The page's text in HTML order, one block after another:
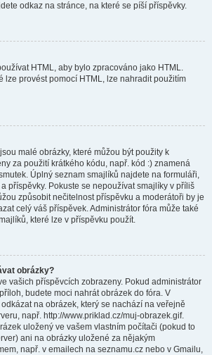
odkaz na stránce, na které se píší příspěvky.
HTML, aby bylo zpracováno jako HTML.
lze provést pomocí HTML, lze nahradit použitím
malé obrázky, které můžou být použity k
za použití krátkého kódu, např. kód :) znamená
Úplný seznam smajlíků najdete na formuláři,
příspěvky. Pokuste se nepoužívat smajlíky v příliš
způsobit nečitelnost příspěvku a moderátoři by je
celý váš příspěvek. Administrátor fóra může také
které lze v příspěvku použít.
obrázky?
vašich příspěvcích zobrazeny. Pokud administrátor
budete moci nahrát obrázek do fóra. V
na obrázek, který se nachází na veřejně
např. http://www.priklad.cz/muj-obrazek.gif.
uložený ve vašem vlastním počítači (pokud to
ani na obrázky uložené za nějakým
např. v emailech na seznamu.cz nebo v Gmailu,